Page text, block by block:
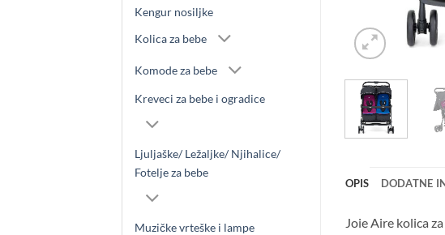
Kengur nosiljke
Kolica za bebe
Komode za bebe
Kreveci za bebe i ogradice
Ljuljaške/ Ležaljke/ Njihalice/
Fotelje za bebe
Muzičke vrteške i lampe
OPIS DODATNE
Joie Aire kolica